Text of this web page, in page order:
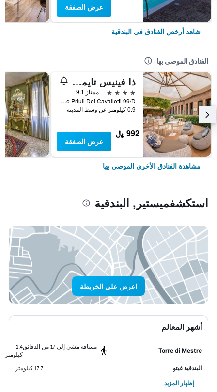
عرض الصفقة
شاهد أرخص الفنادق في البندقية
الفنادق الموصى بها
ذا فينيس تايمز هوتل، فينيت كوليكش باي آيتش جي
4 نجوم
ممتاز 9.1
Calle Priuli Dei Cavalletti 99/D, البندقية, فينيتو, إيطاليا
0.9 كيلومتر عن وسط المدينة
992 ﷼
عرض الصفقة
مشاهدة الفنادق الأخرى الموصى بها
استكشفميستير, البندقية
اعرض على الخريطة
أشهر المعالم
Torre di Mestre
مسافة مشي إلى 17 من الدقائق
1.4
كيلومتر
البندقية غيتو
17.7 كيلومتر
إظهار المزيد